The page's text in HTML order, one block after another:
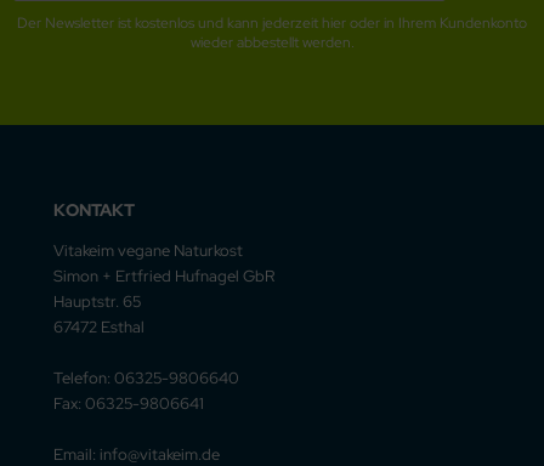
Der Newsletter ist kostenlos und kann jederzeit hier oder in Ihrem Kundenkonto
wieder abbestellt werden.
KONTAKT
Vitakeim vegane Naturkost
Simon + Ertfried Hufnagel GbR
Hauptstr. 65
67472 Esthal
Telefon: 06325-9806640
Fax: 06325-9806641
Email: info@vitakeim.de